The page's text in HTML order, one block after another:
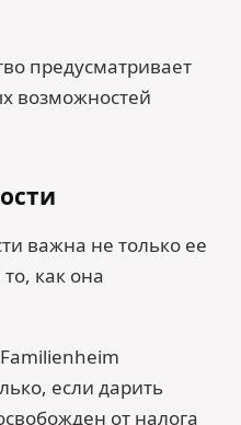
предусматривает
возможностей
важна не только ее
как она
если дарить
от налога